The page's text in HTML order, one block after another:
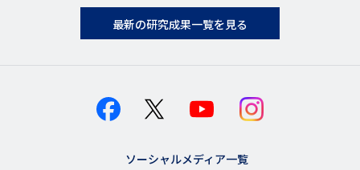
最新の研究成果一覧を見る
ソーシャルメディア一覧